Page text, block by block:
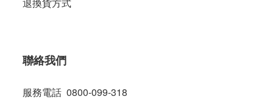
聯絡我們
服務電話 0800-099-318